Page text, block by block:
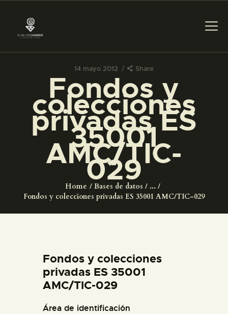
14 mayo 2012 Share
Fondos y
colecciones
privadas ES
35001
AMC/TIC-
029
Home Bases de datos
...
Fondos y colecciones privadas ES 35001 AMC/TIC-029
PREPARAR LA VISITA
ACTIVIDADES
█
EL MUSEO
ESPAÑOL
Fondos y colecciones
privadas ES 35001
AMC/TIC-029
Área de identificación